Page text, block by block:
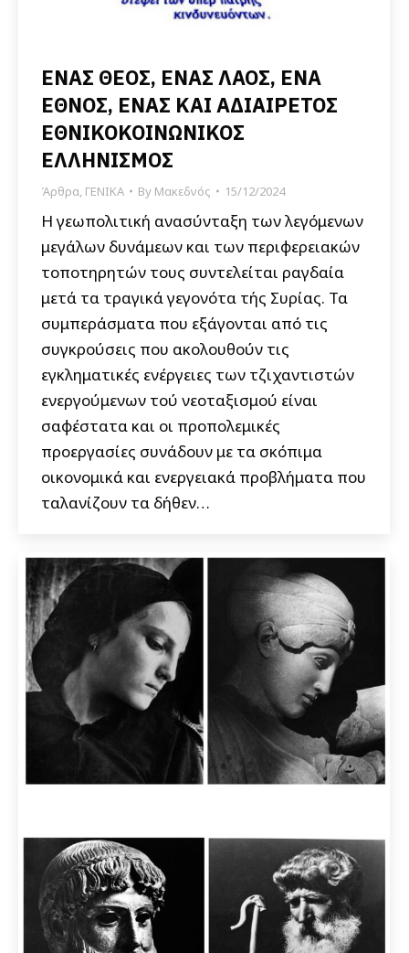
ΕΝΑΣ ΘΕΟΣ, ΕΝΑΣ ΛΑΟΣ, ΕΝΑ
ΕΘΝΟΣ, ΕΝΑΣ ΚΑΙ ΑΔΙΑΙΡΕΤΟΣ
ΕΘΝΙΚΟΚΟΙΝΩΝΙΚΟΣ
ΕΛΛΗΝΙΣΜΟΣ
Άρθρα, ΓΕΝΙΚΑ By Μακεδνός 15/12/2024
Η γεωπολιτική ανασύνταξη των λεγόμενων
μεγάλων δυνάμεων και των περιφερειακών
τοποτηρητών τους συντελείται ραγδαία
μετά τα τραγικά γεγονότα τής Συρίας. Τα
συμπεράσματα που εξάγονται από τις
συγκρούσεις που ακολουθούν τις
εγκληματικές ενέργειες των τζιχαντιστών
ενεργούμενων τού νεοταξισμού είναι
σαφέστατα και οι προπολεμικές
προεργασίες συνάδουν με τα σκόπιμα
οικονομικά και ενεργειακά προβλήματα που
ταλανίζουν τα δήθεν…